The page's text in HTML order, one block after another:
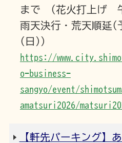
まで (花火打上げ
雨天決行・荒天順延
(日))
https://
o-business-
sangyo/event/
amatsuri2026/
【軒先パーキング】